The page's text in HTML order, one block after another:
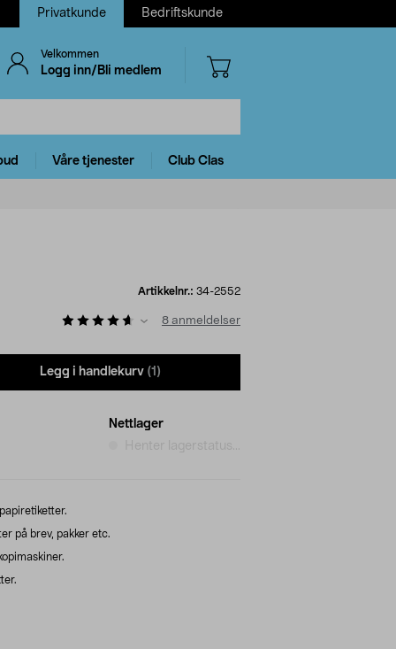
Privatkunde Bedriftskunde
Velkommen
Logg inn/Bli medlem
Våre tjenester Club Clas
Artikkelnr.: 34-2552
8 anmeldelser
Legg i handlekurv (1)
Nettlager
Henter lagerstatus...
på brev, pakker etc.